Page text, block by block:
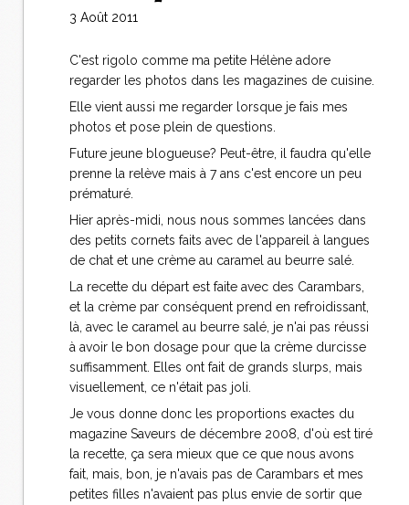
3 Août 2011
C'est rigolo comme ma petite Hélène adore
regarder les photos dans les magazines de cuisine.
Elle vient aussi me regarder lorsque je fais mes
photos et pose plein de questions.
Future jeune blogueuse? Peut-être, il faudra qu'elle
prenne la relève mais à 7 ans c'est encore un peu
prématuré.
Hier après-midi, nous nous sommes lancées dans
des petits cornets faits avec de l'appareil à langues
de chat et une crème au caramel au beurre salé.
La recette du départ est faite avec des Carambars,
et la crème par conséquent prend en refroidissant,
là, avec le caramel au beurre salé, je n'ai pas réussi
à avoir le bon dosage pour que la crème durcisse
suffisamment. Elles ont fait de grands slurps, mais
visuellement, ce n'était pas joli.
Je vous donne donc les proportions exactes du
magazine Saveurs de décembre 2008, d'où est tiré
la recette, ça sera mieux que ce que nous avons
fait, mais, bon, je n'avais pas de Carambars et mes
petites filles n'avaient pas plus envie de sortir que